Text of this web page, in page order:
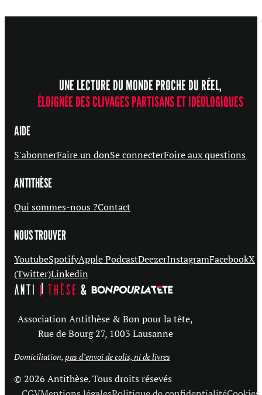
UNE LECTURE DU MONDE PROCHE DU RÉEL,
ÉLOIGNÉE DES CLIVAGES PARTISANS ET IDÉOLOGIQUES
AIDE
S'abonnerFaire un donSe connecterFoire aux questions
ANTITHÈSE
Qui sommes-nous ?Contact
NOUS TROUVER
YoutubeSpotifyApple PodcastDeezerInstagramFacebookX
(Twitter)Linkedin
Association Antithèse & Bon pour la tête,
Rue de Bourg 27, 1003 Lausanne
Domiciliation,pas d’envoi de colis, ni de livres
© 2026 Antithèse. Tous droits résevés